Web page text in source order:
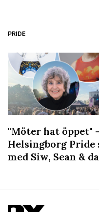
PRIDE
"Möter hat öppet"
Helsingborg
med Siw, Sean &